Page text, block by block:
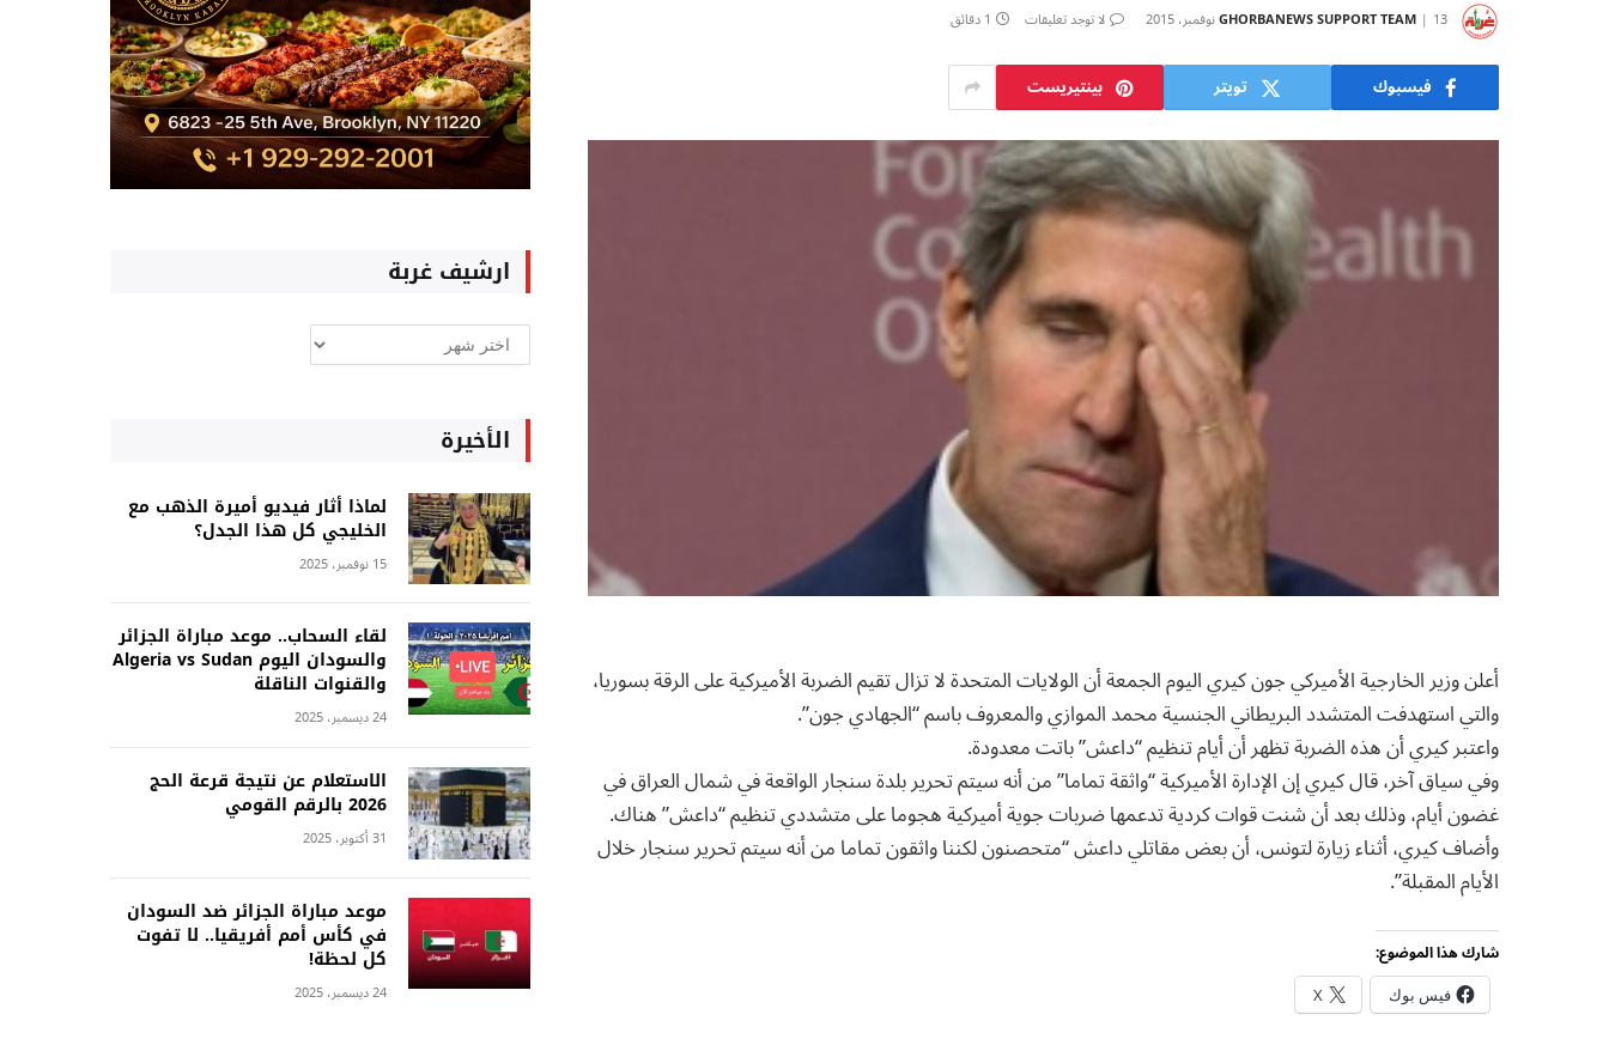
GHORBANEWS SUPPORT TEAM 13 نوفمبر، 2015 لا توجد تعليقات 1 دقائق
فيسبوك تويتر بينتيريست
أعلن وزير الخارجية الأميركي جون كيري اليوم الجمعة أن الولايات المتحدة لا تزال تقيم الضربة الأميركية على الرقة بسوريا،
والتي استهدفت المتشدد البريطاني الجنسية محمد الموازي والمعروف باسم “الجهادي جون”.
واعتبر كيري أن هذه الضربة تظهر أن أيام تنظيم “داعش” باتت معدودة.
وفي سياق آخر، قال كيري إن الإدارة الأميركية “واثقة تماما” من أنه سيتم تحرير بلدة سنجار الواقعة في شمال العراق في
غضون أيام، وذلك بعد أن شنت قوات كردية تدعمها ضربات جوية أميركية هجوما على متشددي تنظيم “داعش” هناك.
وأضاف كيري، أثناء زيارة لتونس، أن بعض مقاتلي داعش “متحصنون لكننا واثقون تماما من أنه سيتم تحرير سنجار خلال
الأيام المقبلة”.
شارك هذا الموضوع:
فيس بوك X
ارشيف غربة
ارشيف
غربة
الأخيرة
لماذا أثار فيديو أميرة الذهب مع
الخليجي كل هذا الجدل؟
15 نوفمبر، 2025
لقاء السحاب.. موعد مباراة الجزائر
والسودان اليوم Algeria vs Sudan
والقنوات الناقلة
24 ديسمبر، 2025
الاستعلام عن نتيجة قرعة الحج
2026 بالرقم القومي
31 أكتوبر، 2025
موعد مباراة الجزائر ضد السودان
في كأس أمم أفريقيا.. لا تفوت
كل لحظة!
24 ديسمبر، 2025